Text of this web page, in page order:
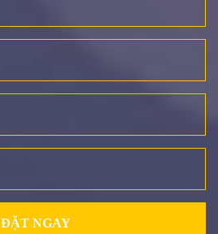
ĐẶT NGAY